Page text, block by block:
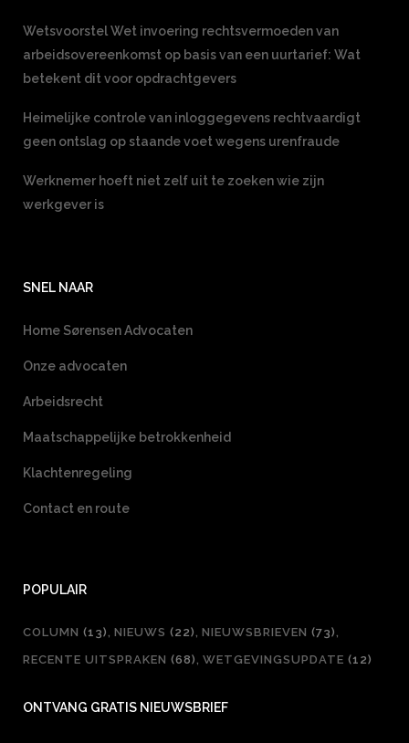
Wetsvoorstel Wet invoering rechtsvermoeden van
arbeidsovereenkomst op basis van een uurtarief: Wat
betekent dit voor opdrachtgevers
Heimelijke controle van inloggegevens rechtvaardigt
geen ontslag op staande voet wegens urenfraude
Werknemer hoeft niet zelf uit te zoeken wie zijn
werkgever is
SNEL NAAR
Home Sørensen Advocaten
Onze advocaten
Arbeidsrecht
Maatschappelijke betrokkenheid
Klachtenregeling
Contact en route
POPULAIR
COLUMN (13) NIEUWS (22) NIEUWSBRIEVEN (73)
RECENTE UITSPRAKEN (68) WETGEVINGSUPDATE (12)
ONTVANG GRATIS NIEUWSBRIEF